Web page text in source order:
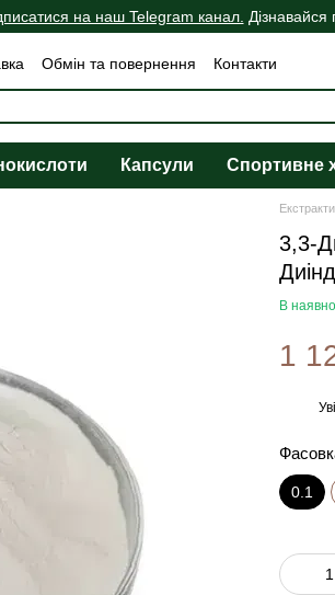
на наш Telegram канал. Дізнавайся
Обмін та повернення
Контакти
оферта
Капсули Спортивне
3,3-
В
1
0.1